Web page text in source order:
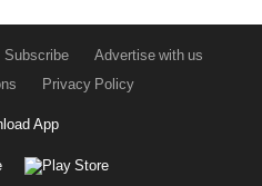
Subscribe
Advertise with us
Privacy Policy
App